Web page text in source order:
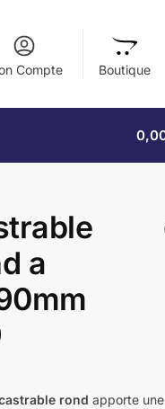
Compte Boutique
a
rond apporte une